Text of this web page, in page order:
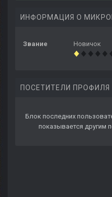
ИНФОРМАЦИЯ О
Звание Новичок
ПОСЕТИТЕЛИ ПРОФИЛЯ
Блок последних
показывается другим